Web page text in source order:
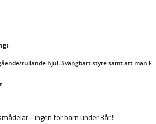
rullande hjul. Svängbart styre samt att man
- ingen för barn under 3år.!!